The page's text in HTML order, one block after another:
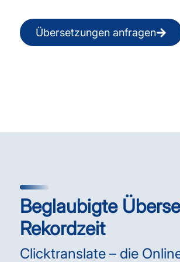
Übersetzungen anfragen
Beglaubigte
Rekordzeit
Clicktranslate – die